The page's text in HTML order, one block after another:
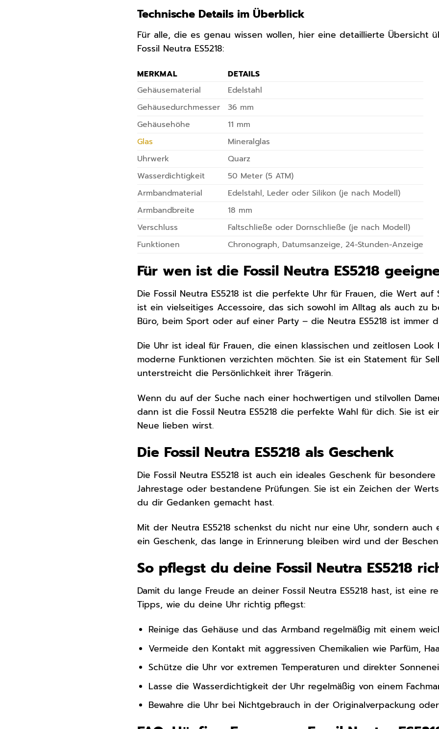
Technische Details im Überblick
Für alle, die es genau wissen wollen, hier eine detaillierte Übersicht
Fossil Neutra ES5218:
MERKMAL
DETAILS
Gehäusematerial
Edelstahl
Gehäusedurchmesser
36 mm
Gehäusehöhe
11 mm
Glas
Mineralglas
Uhrwerk
Quarz
Wasserdichtigkeit
50 Meter (5 ATM)
Armbandmaterial
Edelstahl, Leder oder Silikon (je nach Modell)
Armbandbreite
18 mm
Verschluss
Faltschließe oder Dornschließe (je nach Modell)
Funktionen
Chronograph, Datumsanzeige, 24-Stunden-Anzeige
Für wen ist die Fossil Neutra ES5218
Die Fossil Neutra ES5218 ist die perfekte Uhr für Frauen, die Wert
ist ein vielseitiges Accessoire, das sich sowohl im Alltag als auch zu
Büro, beim Sport oder auf einer Party – die Neutra ES5218 ist immer
Die Uhr ist ideal für Frauen, die einen klassischen und zeitlosen
moderne Funktionen verzichten möchten. Sie ist ein Statement für
unterstreicht die Persönlichkeit ihrer Trägerin.
Wenn du auf der Suche nach einer hochwertigen und stilvollen
dann ist die Fossil Neutra ES5218 die perfekte Wahl für dich. Sie ist
Neue lieben wirst.
Die Fossil Neutra ES5218 als Geschenk
Die Fossil Neutra ES5218 ist auch ein ideales Geschenk für
Jahrestage oder bestandene Prüfungen. Sie ist ein Zeichen der
du dir Gedanken gemacht hast.
Mit der Neutra ES5218 schenkst du nicht nur eine Uhr, sondern auch
ein Geschenk, das lange in Erinnerung bleiben wird und der
So pflegst du deine Fossil Neutra ES5218
Damit du lange Freude an deiner Fossil Neutra ES5218 hast, ist eine
Tipps, wie du deine Uhr richtig pflegst:
Reinige das Gehäuse und das Armband regelmäßig mit einem
Vermeide den Kontakt mit aggressiven Chemikalien wie Parfüm,
Schütze die Uhr vor extremen Temperaturen und direkter
Lasse die Wasserdichtigkeit der Uhr regelmäßig von einem
Bewahre die Uhr bei Nichtgebrauch in der Originalverpackung